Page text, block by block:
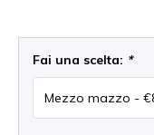
Fai una scelta: *